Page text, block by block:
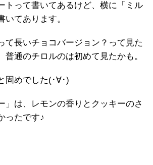
トって書いてあるけど、横に「ミル
いてあります。
て長いチョコバージョン？って見た
普通のチロルのは初めて見たかも。
固めでした(･∀･)
」は、レモンの香りとクッキーのさ
ったです♪